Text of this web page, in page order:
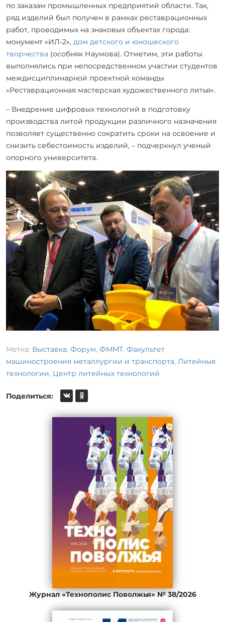
по заказам промышленных предприятий области. Так,
ряд изделий был получен в рамках реставрационных
работ, проводимых на знаковых объектах города:
монумент «ИЛ-2», дом детского и юношеского
творчества (особняк Наумова). Отметим, эти работы
выполнялись при непосредственном участии студентов
междисциплинарной проектной команды
«Реставрационная мастерская художественного литья».
– Внедрение цифровых технологий в подготовку
производства литой продукции различного назначения
позволяет существенно сократить сроки на освоение и
снизить себестоимость изделий, – подчеркнул ученый
опорного университета.
Метка: Выставка, Форум, ФММТ, Факультет
машиностроения металлургии и транспорта, Литейные
технологии, Центр литейных технологий
Поделиться:
Журнал «Технополис Поволжья» № 38/2026